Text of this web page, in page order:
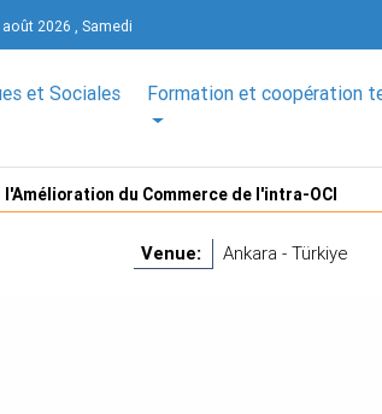
2026 , Samedi
et Sociales Formation et coopération
du Commerce de l'intra-OCI
Venue: Ankara - Türkiye